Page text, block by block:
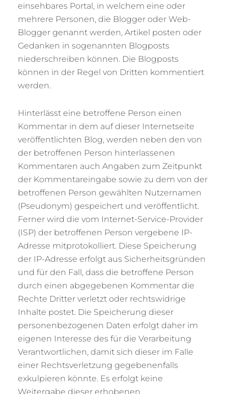
einsehbares Portal, in welchem eine oder
mehrere Personen, die Blogger oder Web-
Blogger genannt werden, Artikel posten oder
Gedanken in sogenannten Blogposts
niederschreiben können. Die Blogposts
können in der Regel von Dritten kommentiert
werden.
Hinterlässt eine betroffene Person einen
Kommentar in dem auf dieser Internetseite
veröffentlichten Blog, werden neben den von
der betroffenen Person hinterlassenen
Kommentaren auch Angaben zum Zeitpunkt
der Kommentareingabe sowie zu dem von der
betroffenen Person gewählten Nutzernamen
(Pseudonym) gespeichert und veröffentlicht.
Ferner wird die vom Internet-Service-Provider
(ISP) der betroffenen Person vergebene IP-
Adresse mitprotokolliert. Diese Speicherung
der IP-Adresse erfolgt aus Sicherheitsgründen
und für den Fall, dass die betroffene Person
durch einen abgegebenen Kommentar die
Rechte Dritter verletzt oder rechtswidrige
Inhalte postet. Die Speicherung dieser
personenbezogenen Daten erfolgt daher im
eigenen Interesse des für die Verarbeitung
Verantwortlichen, damit sich dieser im Falle
einer Rechtsverletzung gegebenenfalls
exkulpieren könnte. Es erfolgt keine
Weitergabe dieser erhobenen